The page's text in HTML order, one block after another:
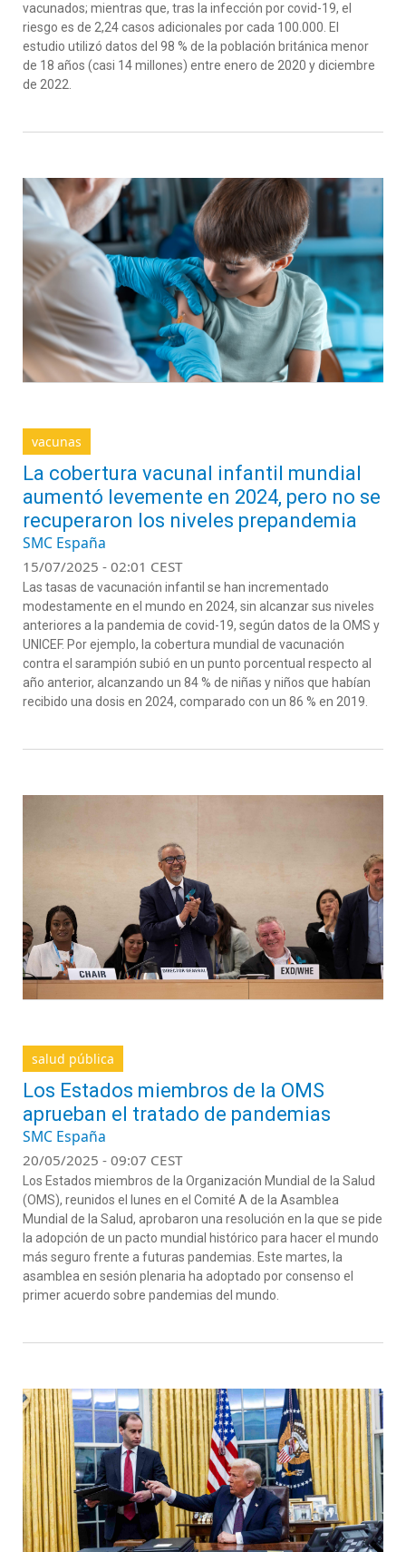
vacunados; mientras que, tras la infección por covid-19, el
riesgo es de 2,24 casos adicionales por cada 100.000. El
estudio utilizó datos del 98 % de la población británica menor
de 18 años (casi 14 millones) entre enero de 2020 y diciembre
de 2022.
vacunas
La cobertura vacunal infantil mundial
aumentó levemente en 2024, pero no se
recuperaron los niveles prepandemia
SMC España
15/07/2025 - 02:01 CEST
Las tasas de vacunación infantil se han incrementado
modestamente en el mundo en 2024, sin alcanzar sus niveles
anteriores a la pandemia de covid-19, según datos de la OMS y
UNICEF. Por ejemplo, la cobertura mundial de vacunación
contra el sarampión subió en un punto porcentual respecto al
año anterior, alcanzando un 84 % de niñas y niños que habían
recibido una dosis en 2024, comparado con un 86 % en 2019.
salud pública
Los Estados miembros de la OMS
aprueban el tratado de pandemias
SMC España
20/05/2025 - 09:07 CEST
Los Estados miembros de la Organización Mundial de la Salud
(OMS), reunidos el lunes en el Comité A de la Asamblea
Mundial de la Salud, aprobaron una resolución en la que se pide
la adopción de un pacto mundial histórico para hacer el mundo
más seguro frente a futuras pandemias. Este martes, la
asamblea en sesión plenaria ha adoptado por consenso el
primer acuerdo sobre pandemias del mundo.